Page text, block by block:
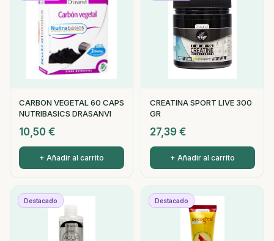
CARBON VEGETAL 60 CAPS
NUTRIBASICS DRASANVI
10,50 €
+ Añadir al carrito
CREATINA SPORT LIVE 300
GR
27,39 €
+ Añadir al carrito
Destacado Destacado